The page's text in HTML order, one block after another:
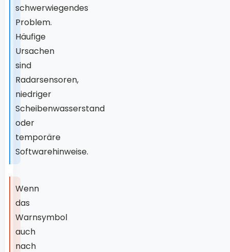
schwerwiegendes
Problem.
Häufige
Ursachen
sind
Radarsensoren,
niedriger
Scheibenwasserstand
oder
temporäre
Softwarehinweise.
Wenn
das
Warnsymbol
auch
nach